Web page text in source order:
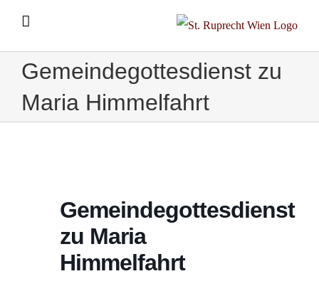
springen
Gemeindegottesdienst zu
Maria Himmelfahrt
Gemeindegottesdienst
zu Maria
Himmelfahrt